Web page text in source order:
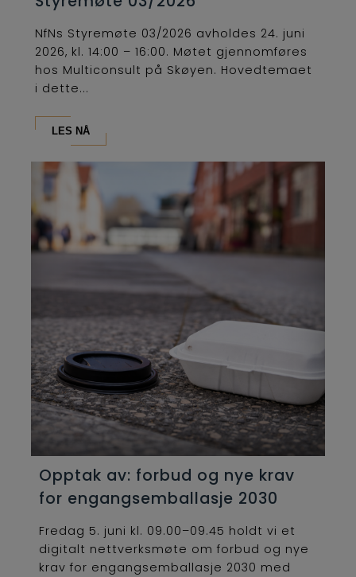
NfNs Styremøte 03/2026 avholdes 24. juni
2026, kl. 14:00 – 16:00. Møtet gjennomføres
hos Multiconsult på Skøyen. Hovedtemaet
i dette...
LES NÅ
Opptak av: forbud og nye krav
for engangsemballasje 2030
Fredag 5. juni kl. 09.00–09.45 holdt vi et
digitalt nettverksmøte om forbud og nye
krav for engangsemballasje 2030 med